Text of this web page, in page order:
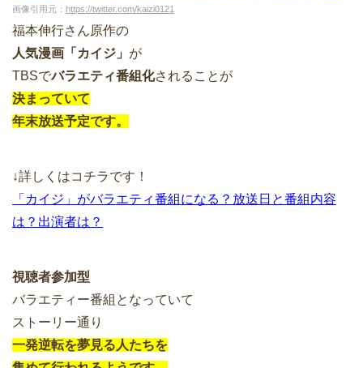
画像引用元： https://twitter.com/kaizi0121
福本伸行さん原作の
人気漫画「カイジ」 が
TBSでバラエティ番組化されることが
決まっていて
年末放送予定です。
↓詳しくはコチラです！
「カイジ」がバラエティ番組になる？放送日と番組内容
は？出演者は？
視聴者参加型
バラエティー番組となっていて
ストーリー通り
一発逆転を夢見る人たちを